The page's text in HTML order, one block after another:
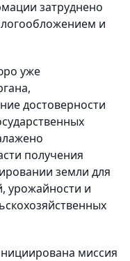
затруднено
и
уже
достоверности
получения
земли для
урожайности и
миссия